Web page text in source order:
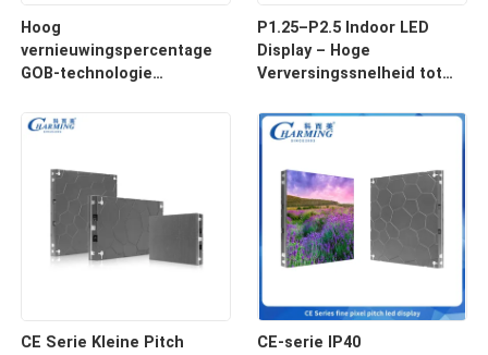
Hoog
vernieuwingspercentage
GOB-technologie
posterdisplay met
P1.25–P2.5 Indoor LED
Display – Hoge
Verversingssnelheid tot
Aluminium Legering Kast
CE Serie Kleine Pitch
CE-serie IP40